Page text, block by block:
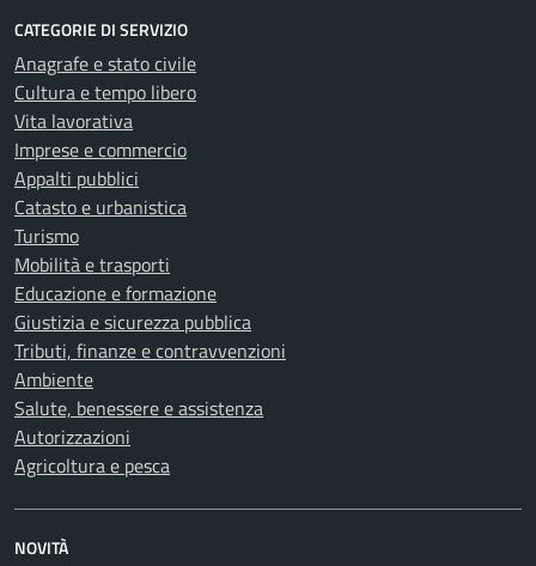
CATEGORIE DI SERVIZIO
Anagrafe e stato civile
Cultura e tempo libero
Vita lavorativa
Imprese e commercio
Appalti pubblici
Catasto e urbanistica
Turismo
Mobilità e trasporti
Educazione e formazione
Giustizia e sicurezza pubblica
Tributi, finanze e contravvenzioni
Ambiente
Salute, benessere e assistenza
Autorizzazioni
Agricoltura e pesca
NOVITÀ